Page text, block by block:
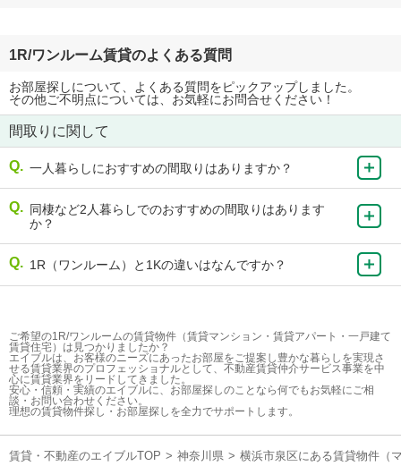
1R/ワンルーム賃貸のよくある質問
お部屋探しについて、よくある質問をピックアップしました。
その他ご不明点については、お気軽にお問合せください！
間取りに関して
一人暮らしにおすすめの間取りはありますか？
同棲など2人暮らしでのおすすめの間取りはあります
か？
1R（ワンルーム）と1Kの違いはなんですか？
ご希望の1R/ワンルームの賃貸物件（賃貸マンション・賃貸アパート・一戸建て
賃貸住宅）は見つかりましたか？
エイブルは、お客様のニーズにあったお部屋をご提案し豊かな暮らしを実現さ
せる賃貸業界のプロフェッショナルとして、不動産賃貸仲介サービス事業を中
心に賃貸業界をリードしてきました。
安心・信頼・実績のエイブルに、お部屋探しのことなら何でもお気軽にご相
談・お問い合わせください。
理想の賃貸物件探し・お部屋探しを全力でサポートします。
賃貸・不動産のエイブルTOP > 神奈川県 > 横浜市泉区にある賃貸物件（